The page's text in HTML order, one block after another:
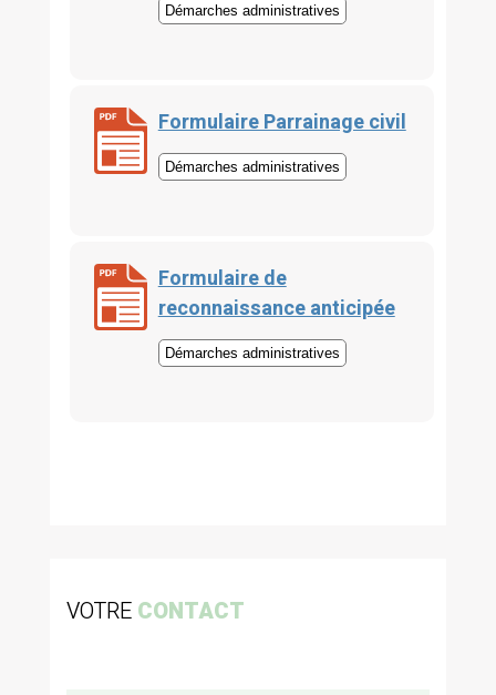
Démarches administratives
Formulaire Parrainage civil
Démarches administratives
Formulaire de
reconnaissance anticipée
Démarches administratives
VOTRE CONTACT